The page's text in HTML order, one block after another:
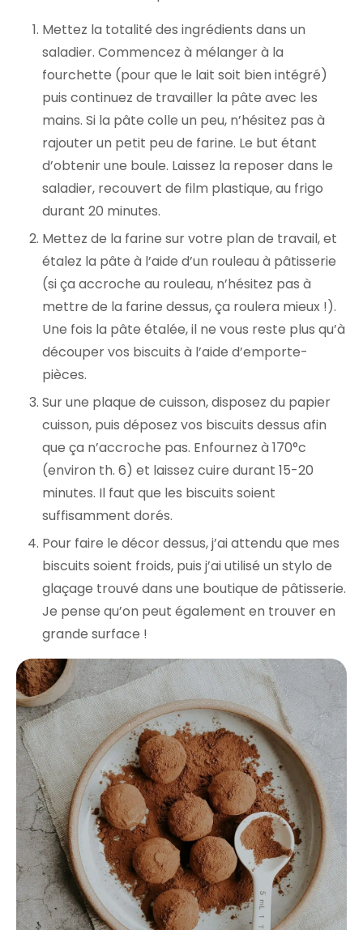
Mettez la totalité des ingrédients dans un
saladier. Commencez à mélanger à la
fourchette (pour que le lait soit bien intégré)
puis continuez de travailler la pâte avec les
mains. Si la pâte colle un peu, n’hésitez pas à
rajouter un petit peu de farine. Le but étant
d’obtenir une boule. Laissez la reposer dans le
saladier, recouvert de film plastique, au frigo
durant 20 minutes.
Mettez de la farine sur votre plan de travail, et
étalez la pâte à l’aide d’un rouleau à pâtisserie
(si ça accroche au rouleau, n’hésitez pas à
mettre de la farine dessus, ça roulera mieux !).
Une fois la pâte étalée, il ne vous reste plus qu’à
découper vos biscuits à l’aide d’emporte-
pièces.
Sur une plaque de cuisson, disposez du papier
cuisson, puis déposez vos biscuits dessus afin
que ça n’accroche pas. Enfournez à 170°c
(environ th. 6) et laissez cuire durant 15-20
minutes. Il faut que les biscuits soient
suffisamment dorés.
Pour faire le décor dessus, j’ai attendu que mes
biscuits soient froids, puis j’ai utilisé un stylo de
glaçage trouvé dans une boutique de pâtisserie.
Je pense qu’on peut également en trouver en
grande surface !